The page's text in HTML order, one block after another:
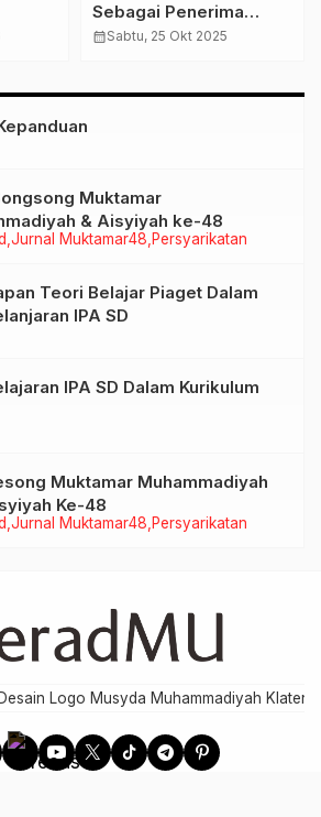
di
Sebagai Penerima
Penghargaan The Best
Reaksi Kades Ponggok
calendar_monthSabtu, 25 Okt 2025
Jurnal Muktamar48 Persyarikatan
Muktamar
& Aisyiyah ke-48
Teori Belajar Piaget Dalam
IPA SD
IPA SD Dalam Kurikulum
Jurnal Muktamar48 Persyarikatan
Muktamar Muhammadiyah
Ke-48
Logo Musyda Muhammadiyah Klaten